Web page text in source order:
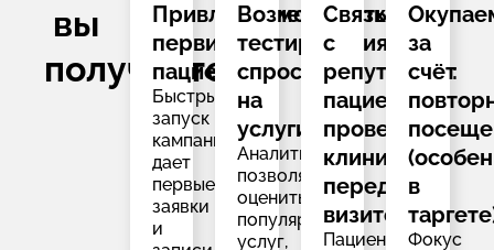
вы
получаете:
Привлечение
первичных
пациентов.
Быстрый
запуск
кампаний
дает
первые
заявки
и
Возможность
тестирования
спроса
на
услуги.
Аналитика
позволяет
оценить
популярность
услуг,
Связка
с
репутацией:
пациенты
проверяют
клинику
перед
визитом.
Пациенты
за
счёт
в
Фокус